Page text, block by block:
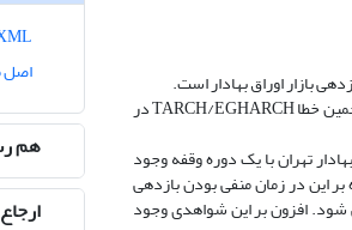
بازار اوراق بهادار است.
در این مقاله از روش خودرگرسیون مدل توزیعی است تا بازدهی سرمایه گذاری در سکه طلا را با بازدهی شاخص بورس اوراق بهادار با کمک مدل تخمین خطا TARCH/EGHARCH در
شاخص بورس اوراق بهادار تهران با یک دوره وقفه وجود
این در زمان منفی بودن بازدهی
شود. افزون بر این شواهدی وجود
اصل
هم